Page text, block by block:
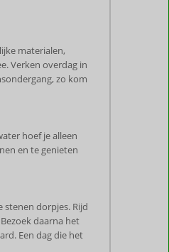
materialen,
Verken overdag in
zo kom
hoef je alleen
en te genieten
dorpjes. Rijd
daarna het
Een dag die het